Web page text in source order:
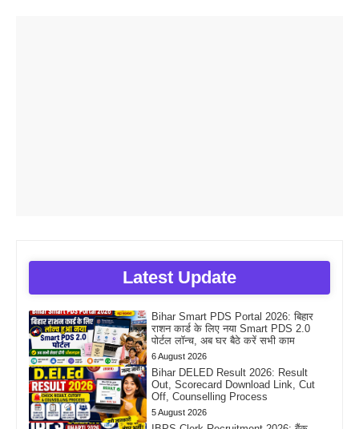
Latest Update
Bihar Smart PDS Portal 2026: बिहार
राशन कार्ड के लिए नया Smart PDS 2.0
पोर्टल लॉन्च, अब घर बैठे करें सभी काम
6 August 2026
Bihar DELED Result 2026: Result
Out, Scorecard Download Link, Cut
Off, Counselling Process
5 August 2026